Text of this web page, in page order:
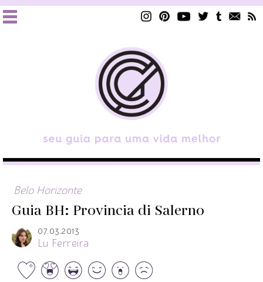
Belo Horizonte
Guia BH: Provincia di Salerno
07.03.2013
Lu Ferreira